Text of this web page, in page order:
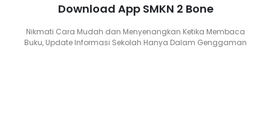
Download App SMKN 2 Bone
Nikmati Cara Mudah dan Menyenangkan Ketika Membaca
Buku, Update Informasi Sekolah Hanya Dalam Genggaman